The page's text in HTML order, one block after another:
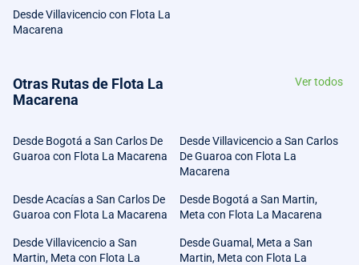
Desde Villavicencio con Flota La
Macarena
Otras Rutas de Flota La
Macarena
Ver todos
Desde Bogotá a San Carlos De
Guaroa con Flota La Macarena
Desde Villavicencio a San Carlos
De Guaroa con Flota La
Macarena
Desde Acacías a San Carlos De
Guaroa con Flota La Macarena
Desde Bogotá a San Martin,
Meta con Flota La Macarena
Desde Villavicencio a San
Martin, Meta con Flota La
Desde Guamal, Meta a San
Martin, Meta con Flota La